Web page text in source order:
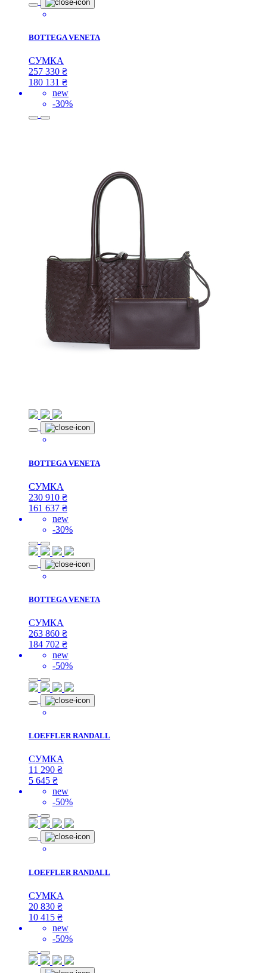
BOTTEGA VENETA
СУМКА
257 330 ₴
180 131 ₴
new
-30%
BOTTEGA VENETA
СУМКА
230 910 ₴
161 637 ₴
new
-30%
BOTTEGA VENETA
СУМКА
263 860 ₴
184 702 ₴
new
-50%
LOEFFLER RANDALL
СУМКА
11 290 ₴
5 645 ₴
new
-50%
LOEFFLER RANDALL
СУМКА
20 830 ₴
10 415 ₴
new
-50%